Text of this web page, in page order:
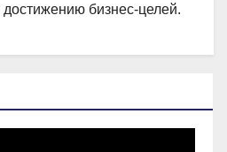
бизнес-целей.